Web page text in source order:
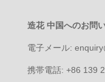
造花 中国へのお問
電子メール:
携帯電話: +86 139